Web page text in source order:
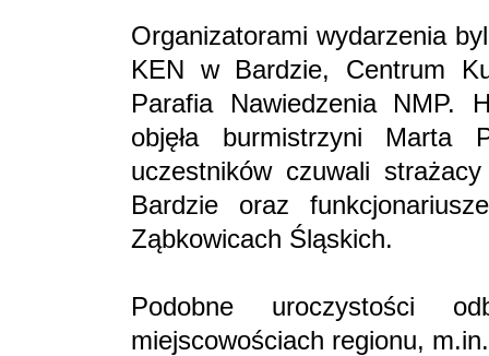
Organizatorami wydarzenia
KEN w Bardzie, Centrum
Parafia Nawiedzenia NMP.
objęła burmistrzyni Marta
uczestników czuwali
Bardzie oraz
Ząbkowicach Śląskich.
Podobne uroczystości
miejscowościach regionu,